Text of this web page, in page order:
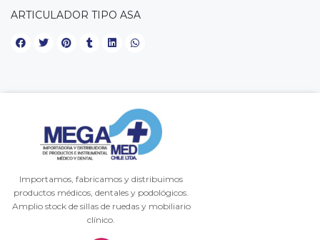
ARTICULADOR TIPO ASA
Importamos, fabricamos y distribuimos
productos médicos, dentales y podológicos.
Amplio stock de sillas de ruedas y mobiliario
clínico.